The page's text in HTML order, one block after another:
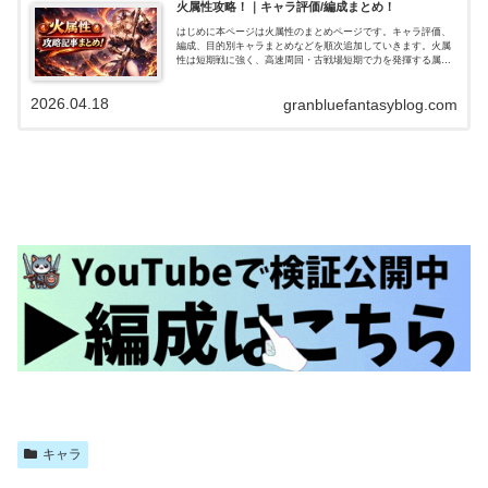
火属性攻略！｜キャラ評価/編成まとめ！
はじめに本ページは火属性のまとめページです。キャラ評価、
編成、目的別キャラまとめなどを順次追加していきます。火属
性は短期戦に強く、高速周回・古戦場短期で力を発揮する属性
granbluefantasyblog.com
2026.04.18
キャラ